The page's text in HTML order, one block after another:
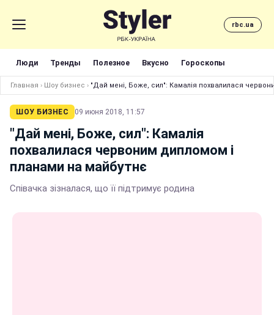
rbc.ua
Люди Тренды Полезное Вкусно Гороскопы
Главная › Шоу бизнес › "Дай мені, Боже, сил": Камалія похвалилася
ШОУ БИЗНЕС 09 июня 2018, 11:57
"Дай мені, Боже, сил": Камалія
похвалилася червоним дипломом і
планами на майбутнє
Співачка зізналася, що її підтримує родина